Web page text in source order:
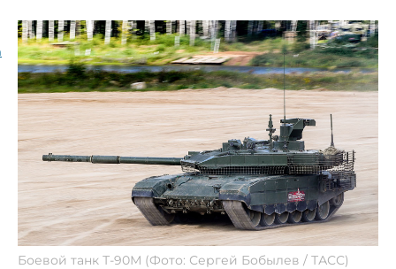
Боевой танк Т-90М (Фото: Сергей Бобылев / ТАСС)